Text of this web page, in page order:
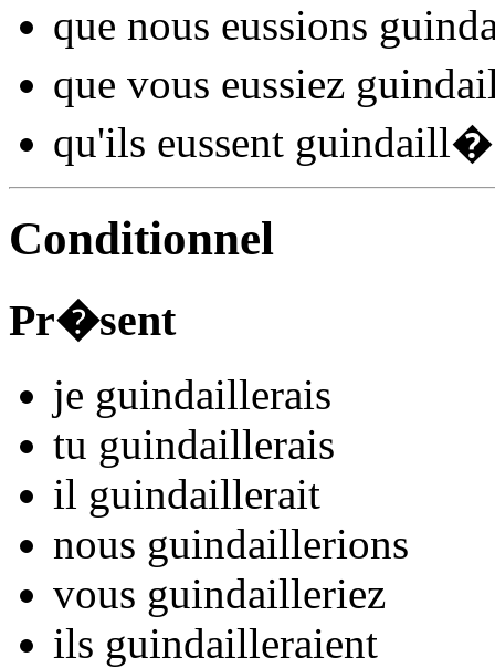
que nous eussions
que vous eussiez
qu'ils eussent guindaill�
Conditionnel
Pr�sent
je guindaillerais
tu guindaillerais
il guindaillerait
nous guindaillerions
vous guindailleriez
ils guindailleraient